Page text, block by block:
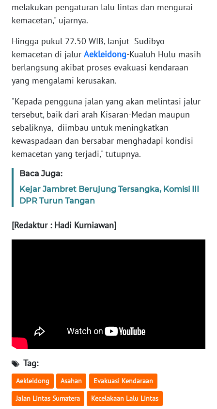
melakukan pengaturan lalu lintas dan mengurai
kemacetan," ujarnya.
Hingga pukul 22.50 WIB, lanjut Sudibyo
kemacetan di jalur Aekleidong-Kualuh Hulu masih
berlangsung akibat proses evakuasi kendaraan
yang mengalami kerusakan.
"Kepada pengguna jalan yang akan melintasi jalur
tersebut, baik dari arah Kisaran-Medan maupun
sebaliknya, diimbau untuk meningkatkan
kewaspadaan dan bersabar menghadapi kondisi
kemacetan yang terjadi," tutupnya.
Baca Juga:
Kejar Jambret Berujung Tersangka, Komisi III
DPR Turun Tangan
[Redaktur : Hadi Kurniawan]
Tag:
Aekleidong Asahan Evakuasi Kendaraan
Jalan Lintas Sumatera Kecelakaan Lalu Lintas
WN
WN
SULTRA
NTB
WN
SULTENG
SULBAR
WN
LAMPUNG
WN
JATENG